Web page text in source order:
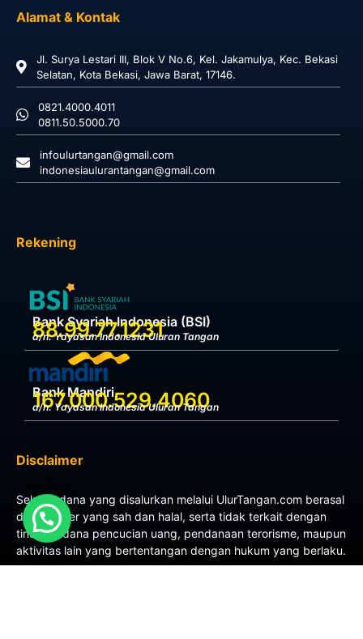
Alamat & Kontak
Jl. Surya Lestari III, Blok V No.6, Kel. Jakamulya, Kec. Bekasi
Selatan, Kota Bekasi, Jawa Barat, 17146.
0821.4000.4011
0811.50.5000.70
infoulurtangan@gmail.com
indonesiaulurantangan@gmail.com
Rekening
Bank Syariah Indonesia (BSI)
88.99.77.1231
a/n. Yayasan Indonesia Uluran Tangan
Bank Mandiri
167.000.529.4060
a/n. Yayasan Indonesia Uluran Tangan
Disclaimer
Seluruh dana yang disalurkan melalui UlurTangan.com berasal
dari sumber yang sah dan halal, serta tidak terkait dengan
tindak pidana pencucian uang, pendanaan terorisme, maupun
aktivitas lain yang bertentangan dengan hukum yang berlaku.